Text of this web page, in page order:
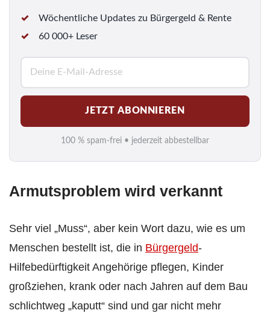
Wöchentliche Updates zu Bürgergeld & Rente
60 000+ Leser
M
a
i
l
*
JETZT ABONNIEREN
100 % spam-frei • jederzeit abbestellbar
Armutsproblem wird verkannt
Sehr viel „Muss“, aber kein Wort dazu, wie es um
Menschen bestellt ist, die in Bürgergeld-
Hilfebedürftigkeit Angehörige pflegen, Kinder
großziehen, krank oder nach Jahren auf dem Bau
schlichtweg „kaputt“ sind und gar nicht mehr